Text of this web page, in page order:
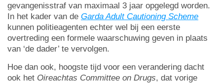
gevangenisstraf van maximaal 3 jaar opgelegd worden.
In het kader van de Garda Adult Cautioning Scheme
kunnen politieagenten echter wel bij een eerste
overtreding een formele waarschuwing geven in plaats
van ‘de dader’ te vervolgen.
Hoe dan ook, hoogste tijd voor een verandering dacht
ook het Oireachtas Committee on Drugs, dat vorige